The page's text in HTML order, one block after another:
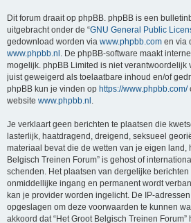
Dit forum draait op phpBB. phpBB is een
uitgebracht onder de “GNU General Public
gedownload worden via www.phpbb.com en via
www.phpbb.nl . De phpBB-software maakt
mogelijk. phpBB Limited is niet verantwoordelijk
juist geweigerd als toelaatbare inhoud en/of
phpBB kun je vinden op https://www.phpbb.com/
website www.phpbb.nl .
Je verklaart geen berichten te plaatsen die
lasterlijk, haatdragend, dreigend, seksueel
materiaal bevat die de wetten van je eigen land,
Belgisch Treinen Forum” is gehost of
schenden. Het plaatsen van dergelijke
onmiddellijke ingang en permanent wordt
kan je provider worden ingelicht. De IP-
opgeslagen om deze voorwaarden te kunnen
akkoord dat “Het Groot Belgisch Treinen